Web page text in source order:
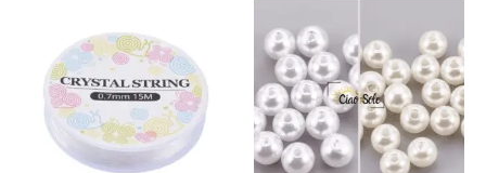
producto
tiene
Las